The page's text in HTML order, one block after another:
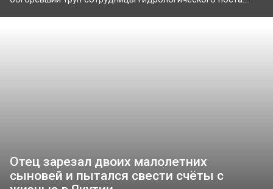
Отец зарезал двоих малолетних
сыновей и пытался свести счёты с